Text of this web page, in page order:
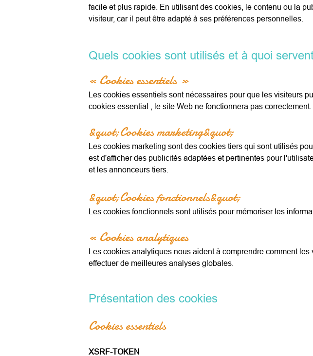
facile et plus rapide. En utilisant des cookies, le contenu ou la
visiteur, car il peut être adapté à ses préférences personnelles.
Quels cookies sont utilisés et à quoi
« Cookies essentiels »
Les cookies essentiels sont nécessaires pour que les visiteurs
cookies essential , le site Web ne fonctionnera pas correctement.
&quot;Cookies marketing&quot;
Les cookies marketing sont des cookies tiers qui sont utilisés
est d'afficher des publicités adaptées et pertinentes pour
et les annonceurs tiers.
&quot;Cookies fonctionnels&quot;
Les cookies fonctionnels sont utilisés pour mémoriser les
« Cookies analytiques
Les cookies analytiques nous aident à comprendre comment
effectuer de meilleures analyses globales.
Présentation des cookies
Cookies essentiels
XSRF-TOKEN